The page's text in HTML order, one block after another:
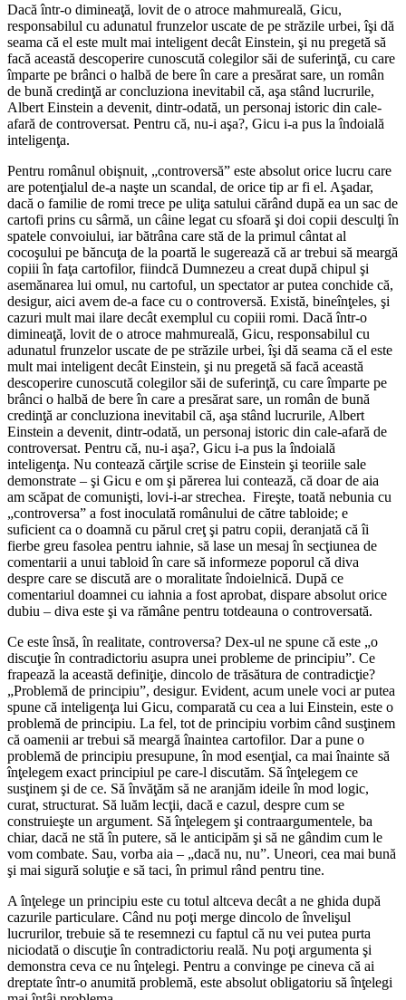
Dacă într-o dimineaţă, lovit de o atroce mahmureală, Gicu,
responsabilul cu adunatul frunzelor uscate de pe străzile urbei, îşi dă
seama că el este mult mai inteligent decât Einstein, şi nu pregetă să
facă această descoperire cunoscută colegilor săi de suferinţă, cu care
împarte pe brânci o halbă de bere în care a presărat sare, un român
de bună credinţă ar concluziona inevitabil că, aşa stând lucrurile,
Albert Einstein a devenit, dintr-odată, un personaj istoric din cale-
afară de controversat. Pentru că, nu-i aşa?, Gicu i-a pus la îndoială
inteligenţa.
Pentru românul obişnuit, „controversă” este absolut orice lucru care
are potenţialul de-a naşte un scandal, de orice tip ar fi el. Aşadar,
dacă o familie de romi trece pe uliţa satului cărând după ea un sac de
cartofi prins cu sârmă, un câine legat cu sfoară şi doi copii desculţi în
spatele convoiului, iar bătrâna care stă de la primul cântat al
cocoşului pe băncuţa de la poartă le sugerează că ar trebui să meargă
copiii în faţa cartofilor, fiindcă Dumnezeu a creat după chipul şi
asemănarea lui omul, nu cartoful, un spectator ar putea conchide că,
desigur, aici avem de-a face cu o controversă. Există, bineînţeles, şi
cazuri mult mai ilare decât exemplul cu copiii romi. Dacă într-o
dimineaţă, lovit de o atroce mahmureală, Gicu, responsabilul cu
adunatul frunzelor uscate de pe străzile urbei, îşi dă seama că el este
mult mai inteligent decât Einstein, şi nu pregetă să facă această
descoperire cunoscută colegilor săi de suferinţă, cu care împarte pe
brânci o halbă de bere în care a presărat sare, un român de bună
credinţă ar concluziona inevitabil că, aşa stând lucrurile, Albert
Einstein a devenit, dintr-odată, un personaj istoric din cale-afară de
controversat. Pentru că, nu-i aşa?, Gicu i-a pus la îndoială
inteligenţa. Nu contează cărţile scrise de Einstein şi teoriile sale
demonstrate – şi Gicu e om şi părerea lui contează, că doar de aia
am scăpat de comunişti, lovi-i-ar strechea. Fireşte, toată nebunia cu
„controversa” a fost inoculată românului de către tabloide; e
suficient ca o doamnă cu părul creţ şi patru copii, deranjată că îi
fierbe greu fasolea pentru iahnie, să lase un mesaj în secţiunea de
comentarii a unui tabloid în care să informeze poporul că diva
despre care se discută are o moralitate îndoielnică. După ce
comentariul doamnei cu iahnia a fost aprobat, dispare absolut orice
dubiu – diva este şi va rămâne pentru totdeauna o controversată.
Ce este însă, în realitate, controversa? Dex-ul ne spune că este „o
discuţie în contradictoriu asupra unei probleme de principiu”. Ce
frapează la această definiţie, dincolo de trăsătura de contradicţie?
„Problemă de principiu”, desigur. Evident, acum unele voci ar putea
spune că inteligenţa lui Gicu, comparată cu cea a lui Einstein, este o
problemă de principiu. La fel, tot de principiu vorbim când susţinem
că oamenii ar trebui să meargă înaintea cartofilor. Dar a pune o
problemă de principiu presupune, în mod esenţial, ca mai înainte să
înţelegem exact principiul pe care-l discutăm. Să înţelegem ce
susţinem şi de ce. Să învăţăm să ne aranjăm ideile în mod logic,
curat, structurat. Să luăm lecţii, dacă e cazul, despre cum se
construieşte un argument. Să înţelegem şi contraargumentele, ba
chiar, dacă ne stă în putere, să le anticipăm şi să ne gândim cum le
vom combate. Sau, vorba aia – „dacă nu, nu”. Uneori, cea mai bună
şi mai sigură soluţie e să taci, în primul rând pentru tine.
A înţelege un principiu este cu totul altceva decât a ne ghida după
cazurile particulare. Când nu poţi merge dincolo de învelişul
lucrurilor, trebuie să te resemnezi cu faptul că nu vei putea purta
niciodată o discuţie în contradictoriu reală. Nu poţi argumenta şi
demonstra ceva ce nu înţelegi. Pentru a convinge pe cineva că ai
dreptate într-o anumită problemă, este absolut obligatoriu să înţelegi